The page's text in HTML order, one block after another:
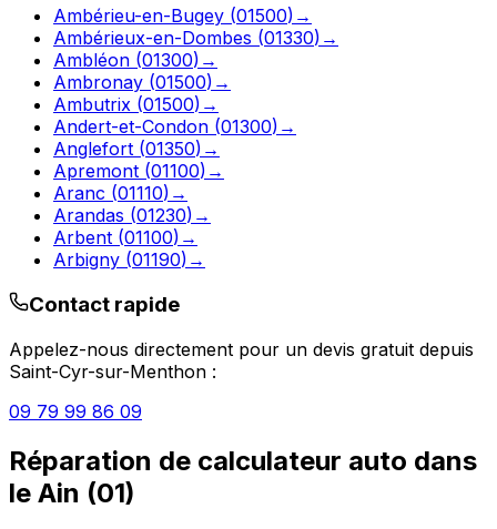
Ambérieu-en-Bugey (01500) →
Ambérieux-en-Dombes (01330) →
Ambléon (01300) →
Ambronay (01500) →
Ambutrix (01500) →
Andert-et-Condon (01300) →
Anglefort (01350) →
Apremont (01100) →
Aranc (01110) →
Arandas (01230) →
Arbent (01100) →
Arbigny (01190) →
Contact rapide
Appelez-nous directement pour un devis gratuit depuis
Saint-Cyr-sur-Menthon :
09 79 99 86 09
Réparation de calculateur auto dans
le Ain (01)